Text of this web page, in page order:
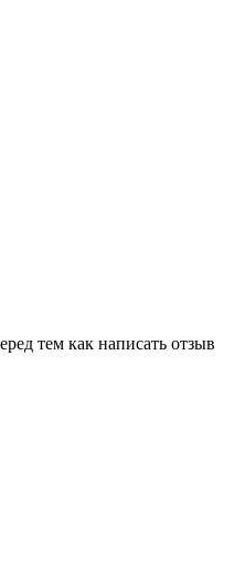
тем как написать отзыв